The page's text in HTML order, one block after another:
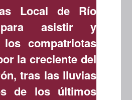
Local de Río
asistir y
compatriotas
la creciente del
tras las lluvias
de los últimos